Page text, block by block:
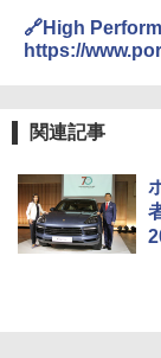
🔗High
https://
関連記事